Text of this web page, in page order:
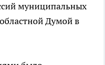
муниципальных
Думой в